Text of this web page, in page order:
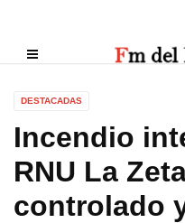
DESTACADAS
Incendio
RNU La
controlado